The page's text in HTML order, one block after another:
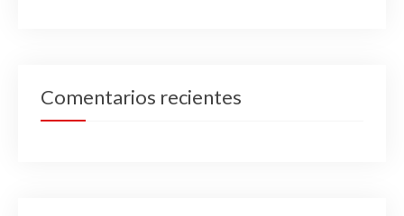
Comentarios recientes